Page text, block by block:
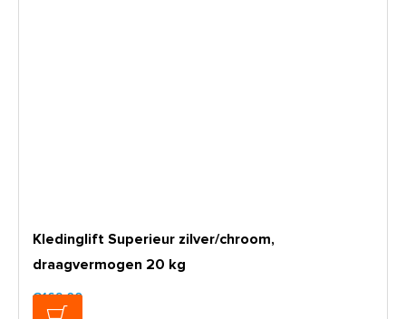
Kledinglift Superieur zilver/chroom,
draagvermogen 20 kg
€169,00